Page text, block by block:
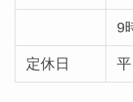
9
定休日